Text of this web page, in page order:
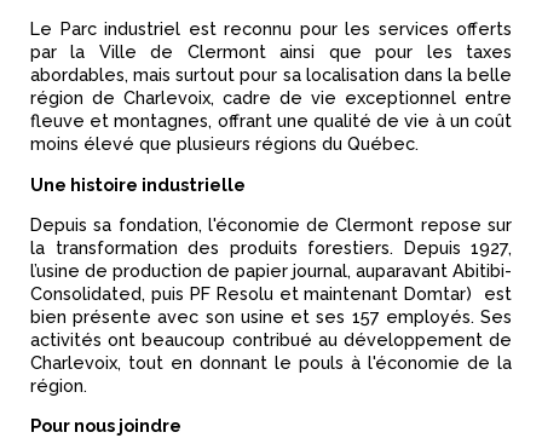
Le Parc industriel est reconnu pour les services offerts
par la Ville de Clermont ainsi que pour les taxes
abordables, mais surtout pour sa localisation dans la belle
région de Charlevoix, cadre de vie exceptionnel entre
fleuve et montagnes, offrant une qualité de vie à un coût
moins élevé que plusieurs régions du Québec.
Une histoire industrielle
Depuis sa fondation, l'économie de Clermont repose sur
la transformation des produits forestiers. Depuis 1927,
l’usine de production de papier journal, auparavant Abitibi-
Consolidated, puis PF Resolu et maintenant Domtar) est
bien présente avec son usine et ses 157 employés. Ses
activités ont beaucoup contribué au développement de
Charlevoix, tout en donnant le pouls à l'économie de la
région.
Pour nous joindre